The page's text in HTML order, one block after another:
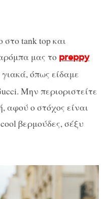
στο tank top και
μας το preppy
όπως είδαμε
Μην περιοριστείτε
αφού ο στόχος είναι
βερμούδες, σέξυ